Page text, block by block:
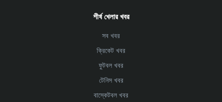
শীর্ষ খেলার খবর
সব খবর
ক্রিকেট খবর
ফুটবল খবর
টেনিস খবর
বাস্কেটবল খবর